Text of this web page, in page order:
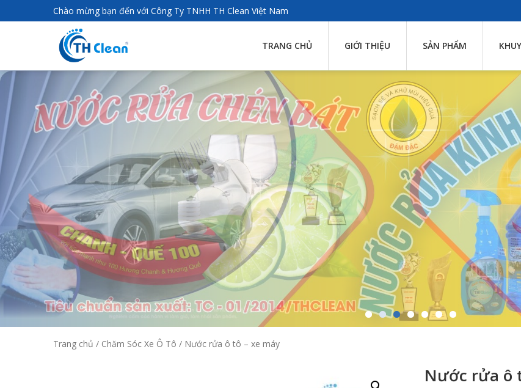
Chào mừng bạn đến với Công Ty TNHH TH Clean Việt Nam
TRANG CHỦ GIỚI THIỆU SẢN PHẨM
Trang chủ / Chăm Sóc Xe Ô Tô / Nước rửa ô tô – xe máy
Nước rửa ô